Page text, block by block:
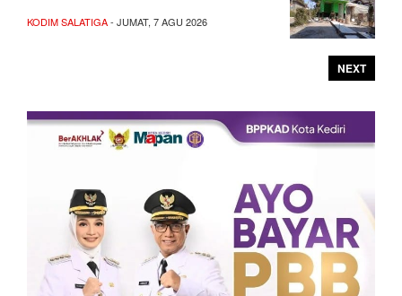
KODIM SALATIGA- JUMAT, 7 AGU 2026
NEXT